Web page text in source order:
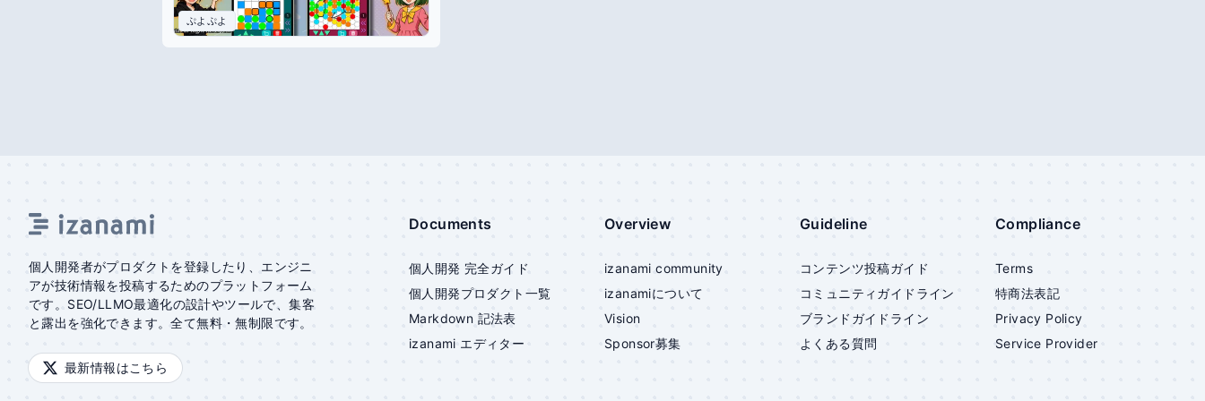
ぷよぷよ
個人開発者がプロダクトを登録したり、エンジニ
アが技術情報を投稿するためのプラットフォーム
です。SEO/LLMO最適化の設計やツールで、集客
と露出を強化できます。全て無料・無制限です。
最新情報はこちら
Documents
個人開発 完全ガイド
個人開発プロダクト一覧
Markdown 記法表
izanami エディター
Overview
izanami community
izanamiについて
Vision
Sponsor募集
Guideline
コンテンツ投稿ガイド
コミュニティガイドライン
ブランドガイドライン
よくある質問
Compliance
Terms
特商法表記
Privacy Policy
Service Provider